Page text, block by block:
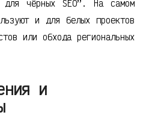
чёрных SEO”. На самом
и для белых проектов
или обхода региональных
и